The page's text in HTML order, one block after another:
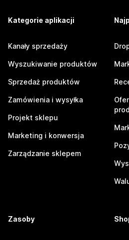
Kategorie aplikacji
Kanały sprzedaży
Wyszukiwanie produktów
Sprzedaż produktów
Zamówienia i wysyłka
Projekt sklepu
Marketing i konwersja
Zarządzanie sklepem
Zasoby